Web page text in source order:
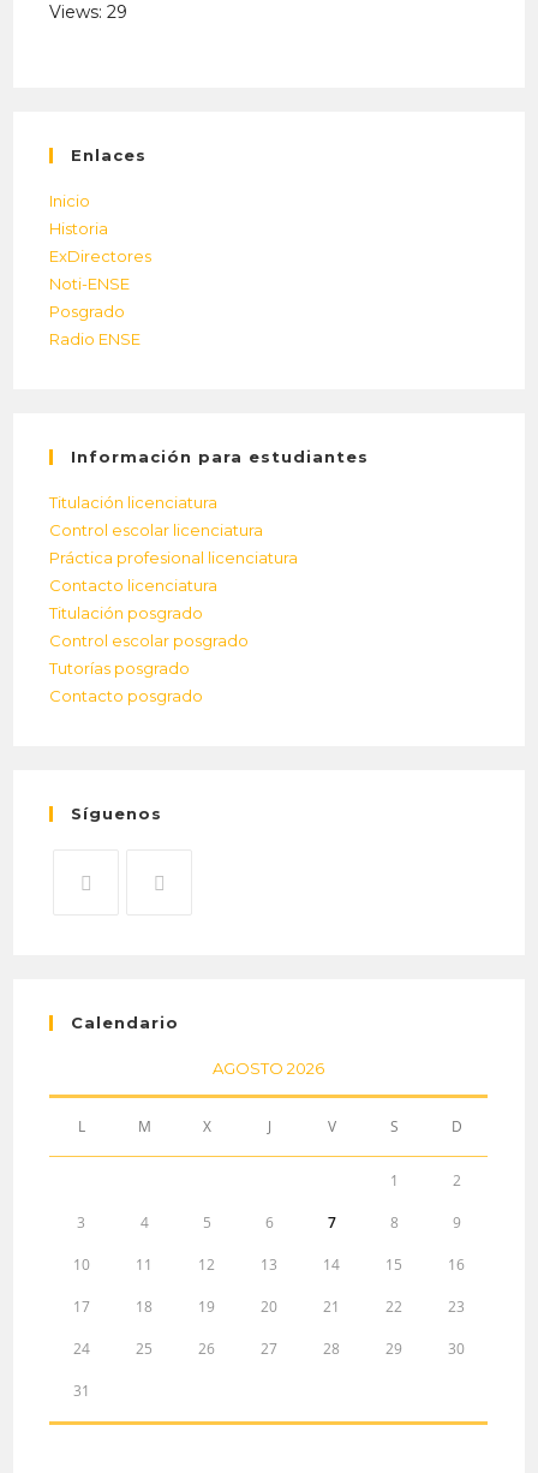
Views: 29
Enlaces
Inicio
Historia
ExDirectores
Noti-ENSE
Posgrado
Radio ENSE
Información para estudiantes
Titulación licenciatura
Control escolar licenciatura
Práctica profesional licenciatura
Contacto licenciatura
Titulación posgrado
Control escolar posgrado
Tutorías posgrado
Contacto posgrado
Síguenos
Calendario
AGOSTO 2026
L M X J V S D
1 2
3 4 5 6 7 8 9
10 11 12 13 14 15 16
17 18 19 20 21 22 23
24 25 26 27 28 29 30
31